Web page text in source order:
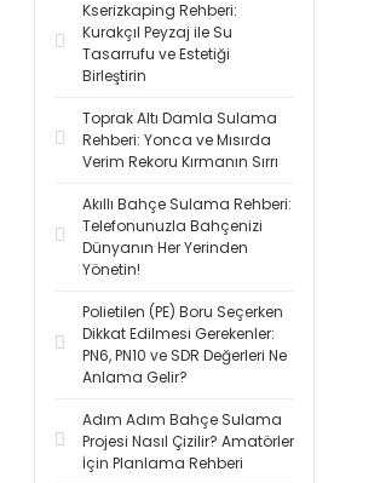
Kserizkaping Rehberi:
Kurakçıl Peyzaj ile Su
Tasarrufu ve Estetiği
Birleştirin
Toprak Altı Damla Sulama
Rehberi: Yonca ve Mısırda
Verim Rekoru Kırmanın Sırrı
Akıllı Bahçe Sulama Rehberi:
Telefonunuzla Bahçenizi
Dünyanın Her Yerinden
Yönetin!
Polietilen (PE) Boru Seçerken
Dikkat Edilmesi Gerekenler:
PN6, PN10 ve SDR Değerleri Ne
Anlama Gelir?
Adım Adım Bahçe Sulama
Projesi Nasıl Çizilir? Amatörler
İçin Planlama Rehberi